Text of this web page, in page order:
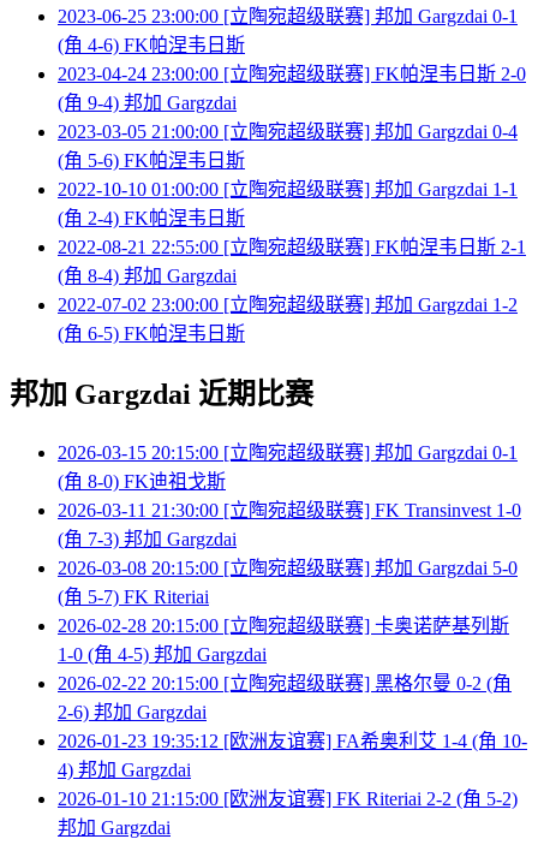
2023-06-25 23:00:00 [立陶宛超级联赛] 邦加 Gargzdai 0-1
(角 4-6) FK帕涅韦日斯
2023-04-24 23:00:00 [立陶宛超级联赛] FK帕涅韦日斯 2-0
(角 9-4) 邦加 Gargzdai
2023-03-05 21:00:00 [立陶宛超级联赛] 邦加 Gargzdai 0-4
(角 5-6) FK帕涅韦日斯
2022-10-10 01:00:00 [立陶宛超级联赛] 邦加 Gargzdai 1-1
(角 2-4) FK帕涅韦日斯
2022-08-21 22:55:00 [立陶宛超级联赛] FK帕涅韦日斯 2-1
(角 8-4) 邦加 Gargzdai
2022-07-02 23:00:00 [立陶宛超级联赛] 邦加 Gargzdai 1-2
(角 6-5) FK帕涅韦日斯
邦加 Gargzdai 近期比赛
2026-03-15 20:15:00 [立陶宛超级联赛] 邦加 Gargzdai 0-1
(角 8-0) FK迪祖戈斯
2026-03-11 21:30:00 [立陶宛超级联赛] FK Transinvest 1-0
(角 7-3) 邦加 Gargzdai
2026-03-08 20:15:00 [立陶宛超级联赛] 邦加 Gargzdai 5-0
(角 5-7) FK Riteriai
2026-02-28 20:15:00 [立陶宛超级联赛] 卡奥诺萨基列斯
1-0 (角 4-5) 邦加 Gargzdai
2026-02-22 20:15:00 [立陶宛超级联赛] 黑格尔曼 0-2 (角
2-6) 邦加 Gargzdai
2026-01-23 19:35:12 [欧洲友谊赛] FA希奥利艾 1-4 (角 10-
4) 邦加 Gargzdai
2026-01-10 21:15:00 [欧洲友谊赛] FK Riteriai 2-2 (角 5-2)
邦加 Gargzdai